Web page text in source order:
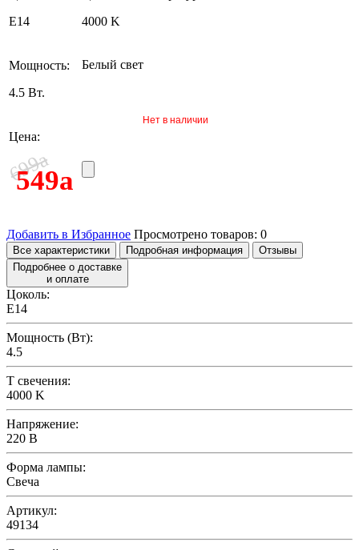
E14
4000 K
Мощность:
4.5 Вт.
Белый свет
Цена:
699
a
549a
Нет в наличии
Добавить в Избранное Просмотрено товаров: 0
Все характеристики Подробная информация
Отзывы
Подробнее о доставке
и оплате
Цоколь:
E14
Мощность (Вт):
4.5
T свечения:
4000 K
Напряжение:
220 В
Форма лампы:
Свеча
Артикул:
49134